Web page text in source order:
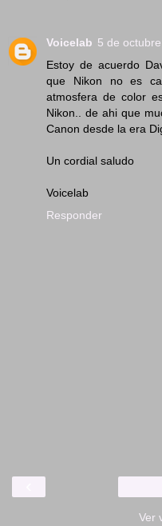
Voicelab 5 de
Estoy de acuerdo
que Nikon no es
atmosfera de color
Nikon.. de ahi que
Canon desde la era
Un cordial saludo
Voicelab
Responder
Ver